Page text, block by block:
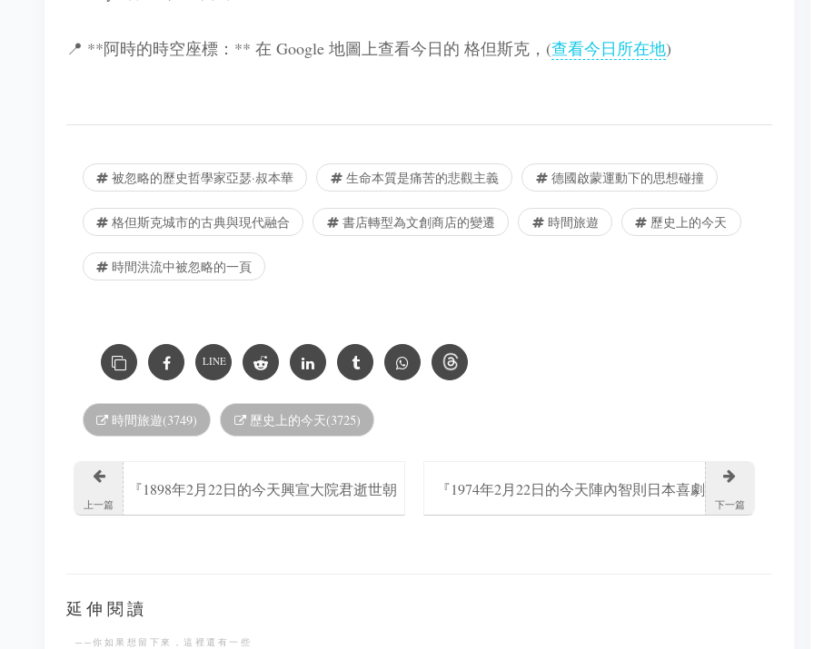
📍 **阿時的時空座標：** 在 Google 地圖上查看今日的 格但斯克，(查看今日所在地)
被忽略的歷史哲學家亞瑟·叔本華 生命本質是痛苦的悲觀主義 德國啟蒙運動下的思想碰撞
格但斯克城市的古典與現代融合 書店轉型為文創商店的變遷 時間旅遊 歷史上的今天
時間洪流中被忽略的一頁
LINE
時間旅遊(3749) 歷史上的今天(3725)
上一篇
『1898年2月22日的今天興宣大院君逝世朝
下一篇
『1974年2月22日的今天陣內智則日本喜劇
延伸閱讀
──你如果想留下來，這裡還有一些